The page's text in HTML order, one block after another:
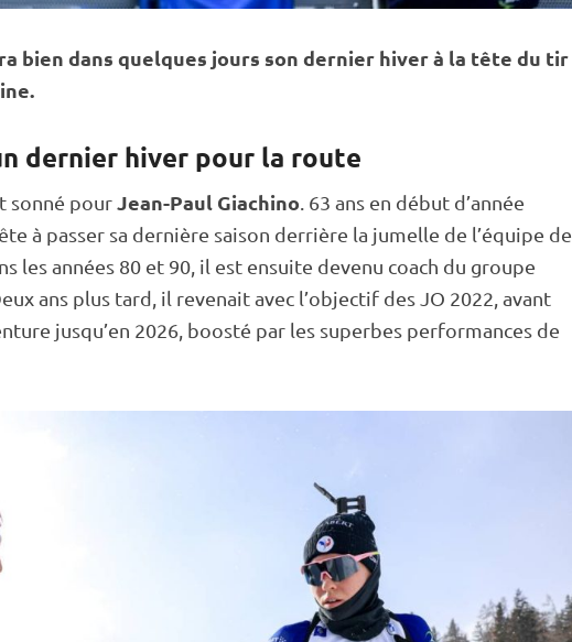
bien dans quelques jours son dernier hiver à la tête du tir
dernier hiver pour la route
sonné pourJean-Paul Giachino . 63 ans en début d’année
à passer sa dernière saison derrière la jumelle de l’équipe de
les années 80 et 90, il est ensuite devenu coach du groupe
ans plus tard, il revenait avec l’objectif des JO 2022, avant
jusqu’en 2026, boosté par les superbes performances de